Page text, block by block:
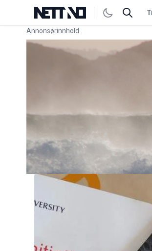
Annonsørinnhold
Link for annonse